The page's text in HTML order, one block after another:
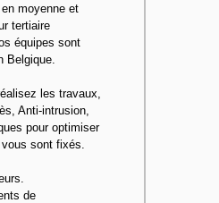
moyenne et
tertiaire
équipes sont
Belgique.
les travaux,
Anti-intrusion,
pour optimiser
sont fixés.
de